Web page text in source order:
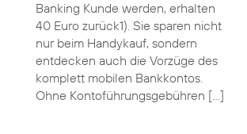
Banking Kunde werden, erhalten
40 Euro zurück1). Sie sparen nicht
nur beim Handykauf, sondern
entdecken auch die Vorzüge des
komplett mobilen Bankkontos.
Ohne Kontoführungsgebühren […]